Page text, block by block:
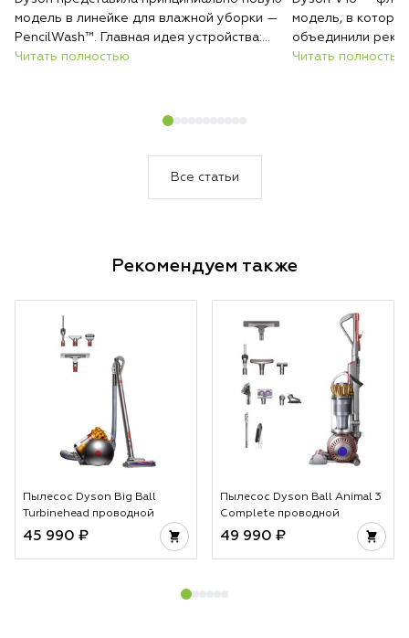
модель в линейке для влажной уборки —
PencilWash™. Главная идея устройства:
сверхтонкий и лёгкий корпус без каких-
Читать полностью
модель, в
объединили
всасывания,
Читать полностью
Все статьи
Рекомендуем также
Пылесос Dyson Big Ball
Turbinehead проводной
45 990 ₽
Пылесос Dyson Ball Animal 3
Complete проводной
49 990 ₽